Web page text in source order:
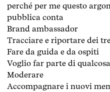
perché per me questo
pubblica conta
Brand ambassador
Tracciare e riportare dei
Fare da guida e da ospiti
Voglio far parte di
Moderare
Accompagnare i nuovi